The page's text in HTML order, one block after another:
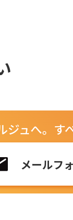
ュへ。 す
メールフ